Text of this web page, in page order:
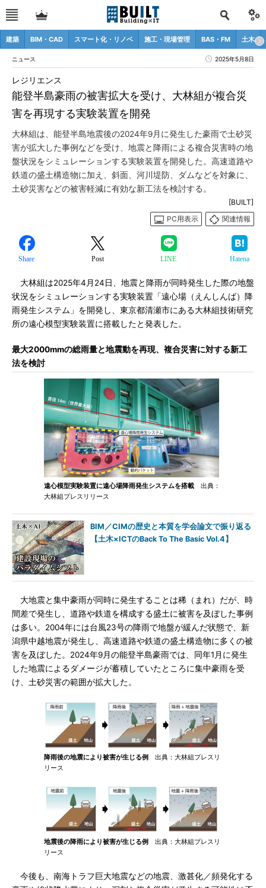
建築 BIM・CAD スマート化・リノベ 施工・現場管理 BAS・FM 土木
ニュース 2025年5月8日
能登半島豪雨の被害拡大を受け、大林組が複合災
害を再現する実験装置を開発
レジリエンス
大林組は、能登半島地震後の2024年9月に発生した豪雨で土砂災
害が拡大した事例などを受け、地震と降雨による複合災害時の地
盤状況をシミュレーションする実験装置を開発した。高速道路や
鉄道の盛土構造物に加え、斜面、河川堤防、ダムなどを対象に、
土砂災害などの被害軽減に有効な新工法を検討する。
[BUILT]
PC用表示
関連情報
Share Post LINE Hatena
大林組は2025年4月24日、地震と降雨が同時発生した際の地盤
状況をシミュレーションする実験装置「遠心場（えんしんば）降
雨発生システム」を開発し、東京都清瀬市にある大林組技術研究
所の遠心模型実験装置に搭載したと発表した。
最大2000mmの総雨量と地震動を再現、複合災害に対する新工
法を検討
遠心模型実験装置に遠心場降雨発生システムを搭載 出典：
大林組プレスリリース
BIM／CIMの歴史と本質を学会論文で振り返る
【土木×ICTのBack To The Basic Vol.4】
大地震と集中豪雨が同時に発生することは稀（まれ）だが、時
間差で発生し、道路や鉄道を構成する盛土に被害を及ぼした事例
は多い。2004年には台風23号の降雨で地盤が緩んだ状態で、新
潟県中越地震が発生し、高速道路や鉄道の盛土構造物に多くの被
害を及ぼした。2024年9月の能登半島豪雨では、同年1月に発生
した地震によるダメージが蓄積していたところに集中豪雨を受
け、土砂災害の範囲が拡大した。
降雨後の地震により被害が生じる例
出典：大林組プレスリ
リース
地震後の降雨により被害が生じる例
出典：大林組プレスリ
リース
今後も、南海トラフ巨大地震などの地震、激甚化／頻発化する